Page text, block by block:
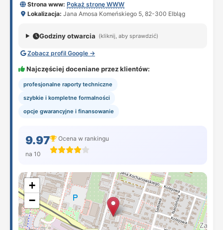
Strona www: Pokaż stronę WWW
Lokalizacja: Jana Amosa Komeńskiego 5, 82-300 Elbląg
Godziny otwarcia (kliknij, aby sprawdzić)
Zobacz profil Google →
Najczęściej doceniane przez klientów:
profesjonalne raporty techniczne
szybkie i kompletne formalności
opcje gwarancyjne i finansowanie
9.97
na 10
Ocena w rankingu
+
−